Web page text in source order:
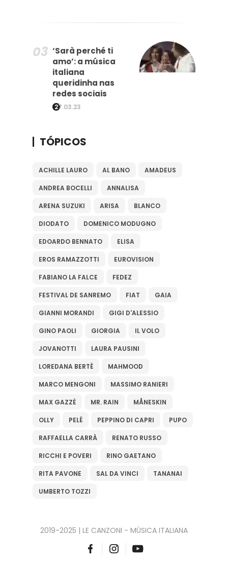
‘Sarà perché ti
amo’: a música
italiana
queridinha nas
redes sociais
27.03.23
TÓPICOS
ACHILLE LAURO AL BANO AMADEUS
ANDREA BOCELLI ANNALISA
ARENA SUZUKI ARISA BLANCO
DIODATO DOMENICO MODUGNO
EDOARDO BENNATO ELISA
EROS RAMAZZOTTI EUROVISION
FABIANO LA FALCE FEDEZ
FESTIVAL DE SANREMO FIAT GAIA
GIANNI MORANDI GIGI D'ALESSIO
GINO PAOLI GIORGIA IL VOLO
JOVANOTTI LAURA PAUSINI
LOREDANA BERTÈ MAHMOOD
MARCO MENGONI MASSIMO RANIERI
MAX GAZZÈ MR. RAIN MÅNESKIN
OLLY PELÉ PEPPINO DI CAPRI PUPO
RAFFAELLA CARRÀ RENATO RUSSO
RICCHI E POVERI RINO GAETANO
RITA PAVONE SAL DA VINCI TANANAI
UMBERTO TOZZI
2019-2025 | LE CANZONI - MÚSICA ITALIANA